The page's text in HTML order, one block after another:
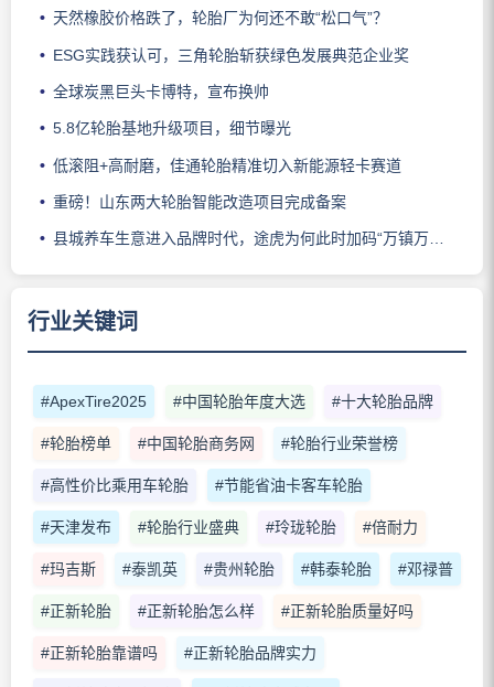
天然橡胶价格跌了，轮胎厂为何还不敢“松口气”？
ESG实践获认可，三角轮胎斩获绿色发展典范企业奖
全球炭黑巨头卡博特，宣布换帅
5.8亿轮胎基地升级项目，细节曝光
低滚阻+高耐磨，佳通轮胎精准切入新能源轻卡赛道
重磅！山东两大轮胎智能改造项目完成备案
县城养车生意进入品牌时代，途虎为何此时加码“万镇万店”？
行业关键词
#ApexTire2025 #中国轮胎年度大选 #十大轮胎品牌
#轮胎榜单 #中国轮胎商务网 #轮胎行业荣誉榜
#高性价比乘用车轮胎 #节能省油卡客车轮胎
#天津发布 #轮胎行业盛典 #玲珑轮胎 #倍耐力
#玛吉斯 #泰凯英 #贵州轮胎 #韩泰轮胎 #邓禄普
#正新轮胎 #正新轮胎怎么样 #正新轮胎质量好吗
#正新轮胎靠谱吗 #正新轮胎品牌实力